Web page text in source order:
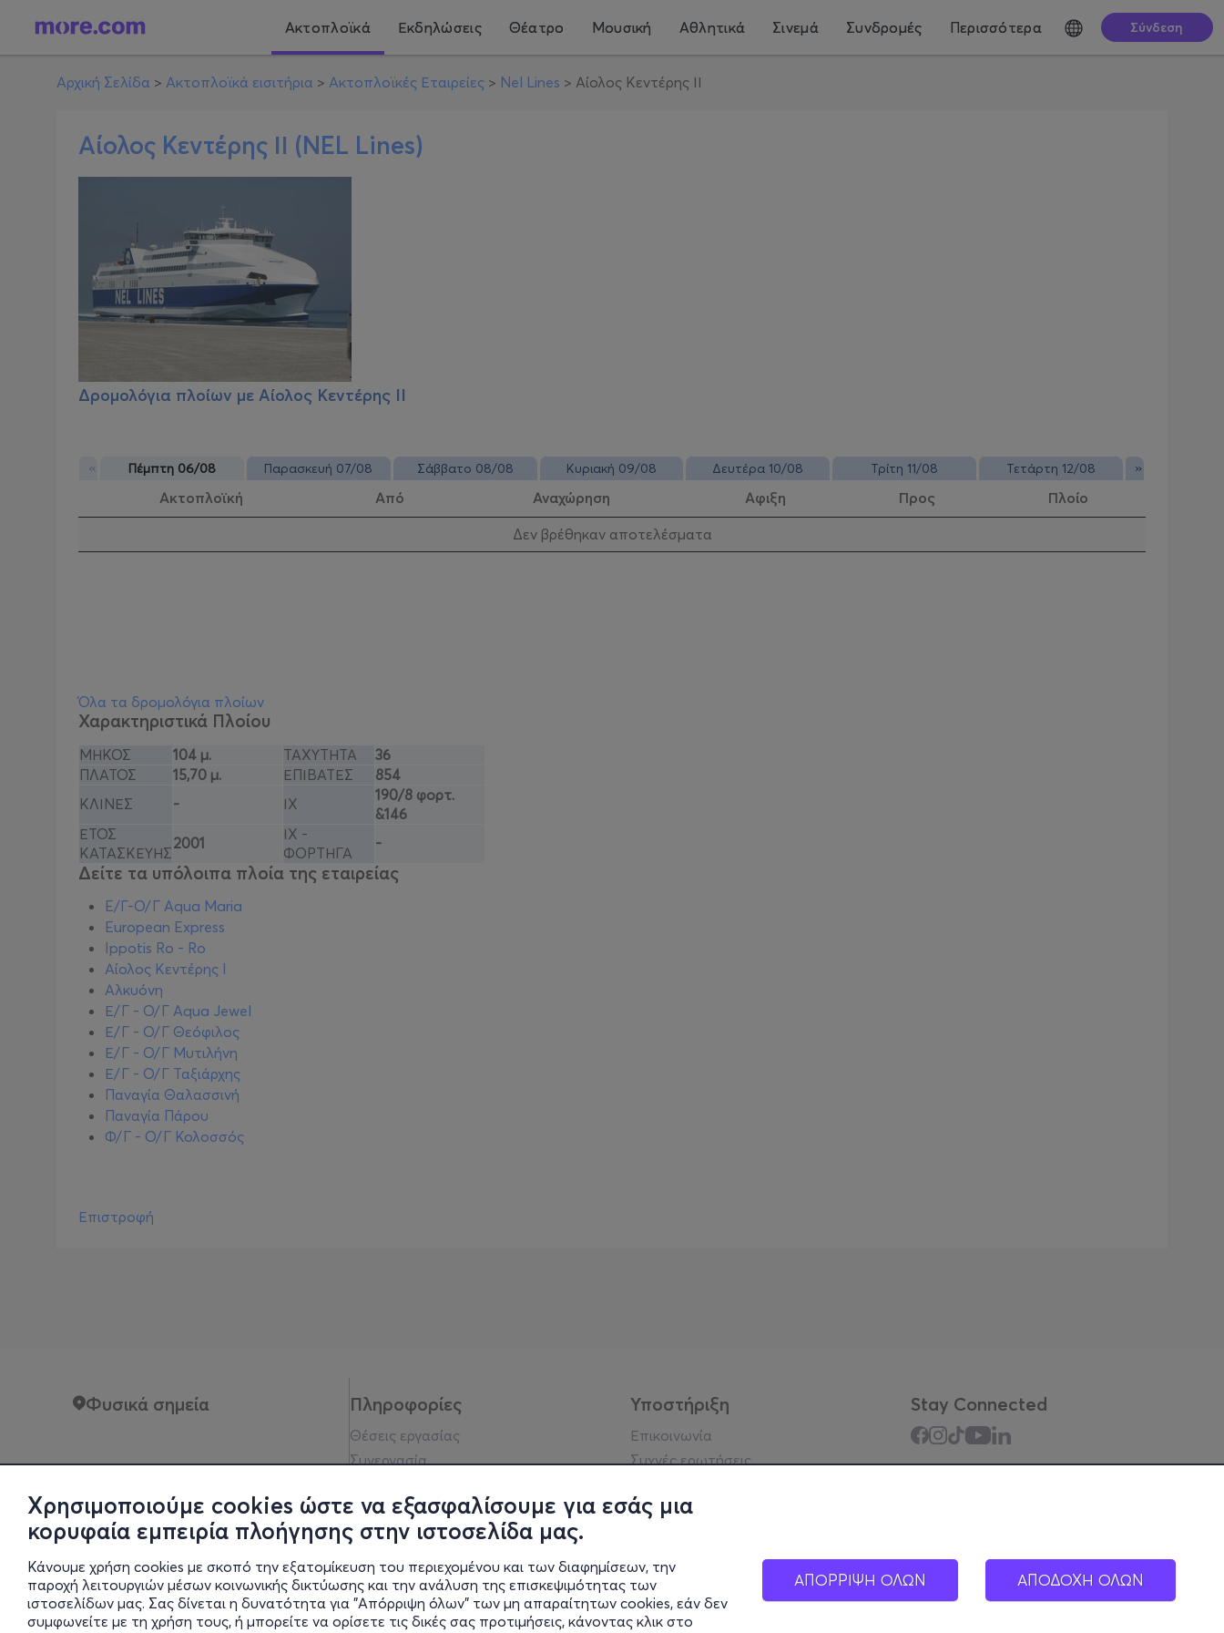
Χρησιμοποιούμε cookies ώστε να εξασφαλίσουμε για εσάς μια
κορυφαία εμπειρία πλοήγησης στην ιστοσελίδα μας.
Κάνουμε χρήση cookies με σκοπό την εξατομίκευση του περιεχομένου και των διαφημίσεων, την
παροχή λειτουργιών μέσων κοινωνικής δικτύωσης και την ανάλυση της επισκεψιμότητας των
ιστοσελίδων μας. Σας δίνεται η δυνατότητα για "Απόρριψη όλων" των μη απαραίτητων cookies, εάν δεν
συμφωνείτε με τη χρήση τους, ή μπορείτε να ορίσετε τις δικές σας προτιμήσεις, κάνοντας κλικ στο
ΑΠΟΡΡΙΨΗ ΟΛΩΝ ΑΠΟΔΟΧΗ ΟΛΩΝ
Ακτοπλοϊκά Εκδηλώσεις Θέατρο Μουσική Αθλητικά Σινεμά Συνδρομές Περισσότερα Σύνδεση
Αρχική Σελίδα > Ακτοπλοϊκά εισιτήρια > Ακτοπλοϊκές Εταιρείες > Nel Lines > Αίολος Κεντέρης ΙΙ
Αίολος Κεντέρης ΙΙ (NEL Lines)
Δρομολόγια πλοίων με Αίολος Κεντέρης ΙΙ
« Πέμπτη 06/08 Παρασκευή 07/08 Σάββατο 08/08 Κυριακή 09/08 Δευτέρα 10/08 Τρίτη 11/08 Τετάρτη 12/08 »
Ακτοπλοϊκή Από Αναχώρηση Αφιξη Προς
Πλοίο
Δεν βρέθηκαν αποτελέσματα
Όλα τα δρομολόγια πλοίων
Χαρακτηριστικά Πλοίου
ΜΗΚΟΣ 104 μ. ΤΑΧΥΤΗΤΑ
36
ΠΛΑΤΟΣ
15,70 μ. ΕΠΙΒΑΤΕΣ
854
ΚΛΙΝΕΣ
- ΙΧ
190/8 φορτ.
&146
ΕΤΟΣ
ΚΑΤΑΣΚΕΥΗΣ
2001
ΙΧ -
ΦΟΡΤΗΓΑ
-
Δείτε τα υπόλοιπα πλοία της εταιρείας
E/Γ-Ο/Γ Aqua Maria
European Express
Ippotis Ro - Ro
Αίολος Κεντέρης I
Αλκυόνη
Ε/Γ - Ο/Γ Aqua Jewel
Ε/Γ - Ο/Γ Θεόφιλος
Ε/Γ - Ο/Γ Μυτιλήνη
Ε/Γ - Ο/Γ Ταξιάρχης
Παναγία Θαλασσινή
Παναγία Πάρου
Φ/Γ - Ο/Γ Κολοσσός
Επιστροφή
Φυσικά σημεία Πληροφορίες
Θέσεις εργασίας
Συνεργασία
Πολιτική απορρήτου
Νομική σημείωση
Οδηγίες κοινότητας
Οικονομικά στοιχεία
Ρυθμίσεις cookies
Υποστήριξη
Επικοινωνία
Συχνές ερωτήσεις
Stay Connected